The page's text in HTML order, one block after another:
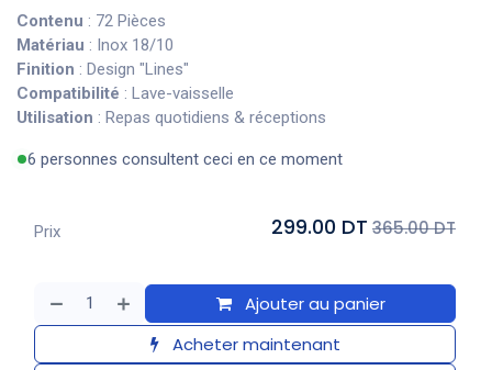
Contenu : 72 Pièces
Matériau : Inox 18/10
Finition : Design "Lines"
Compatibilité : Lave-vaisselle
Utilisation : Repas quotidiens & réceptions
6 personnes consultent ceci en ce moment
Ajouter au panier
Acheter maintenant
Prix 299.00 DT 365.00 DT